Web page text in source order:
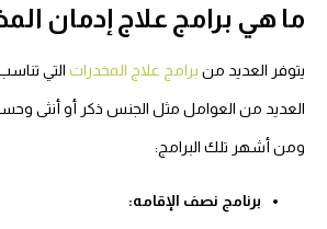
ما هي برامج علاج إدمان
يتوفر العديد منبرامج علاج المخدراتالتي تناسب
العديد من العوامل مثل الجنس ذكر أو أنثى وحسب
ومن أشهر تلك البرامج:
برنامج نصف الإقامه: